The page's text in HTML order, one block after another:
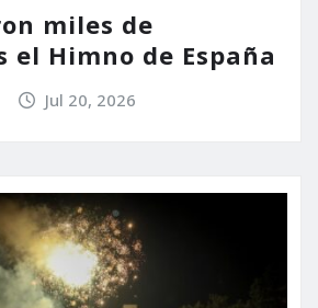
miles de
Himno de España
Jul 20, 2026